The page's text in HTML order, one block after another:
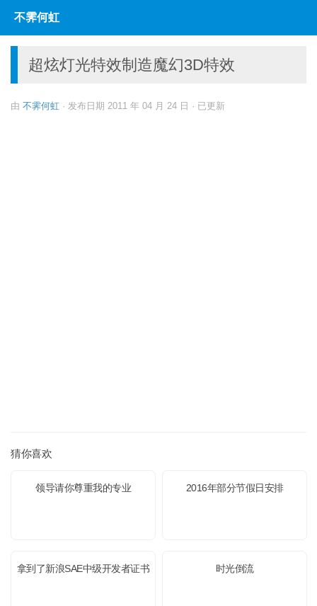
跳至内容
不霁何虹
超炫灯光特效制造魔幻3D特效
由 不霁何虹 · 发布日期 2011 年 04 月 24 日 · 已更新
猜你喜欢
领导请你尊重我的专业 2016年部分节假日安排
拿到了新浪SAE中级开发者证书 时光倒流